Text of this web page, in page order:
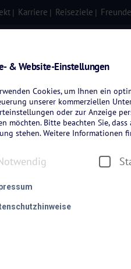
Karriere Reiseziele
& Website-Einstellungen
Cookies, um Ihnen ein
unserer kommerziellen
oder zur Anzeige
möchten. Bitte beachten Sie,
stehen. Weitere Informationen